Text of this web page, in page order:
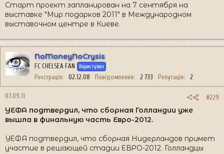
Старт проект запланирован на 7 сентября на
выставке "Мир подарков 2011" в Международном
выставочном центре в Киеве.
NoMoneyNoCrysis
FC CHELSEA FAN Користувач
Реєстрація 02.12.08 Повідомлення 2 733 Репутація 2
07.09.11 #229
УЕФА подтвердил, что сборная Голландии уже
вышла в финальную часть Евро-2012.
УЕФА подтвердил, что сборная Нидерландов примет
участие в решающей стадии ЕВРО-2012. Голландцы